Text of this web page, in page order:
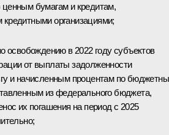
бумагам и кредитам,
организациями;
освобождению в 2022 году субъектов
от выплаты задолженности
и начисленным процентам по
из федерального бюджета,
их погашения на период с 2025